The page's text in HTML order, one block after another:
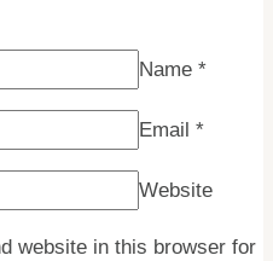
Name *
Email *
Website
website in this browser for